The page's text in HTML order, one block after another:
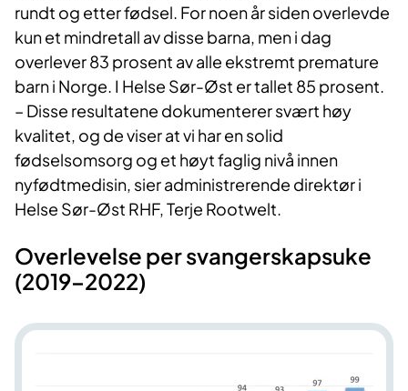
rundt og etter fødsel. For noen år siden overlevde
kun et mindretall av disse barna, men i dag
overlever 83 prosent av alle ekstremt premature
barn i Norge. I Helse Sør-Øst er tallet 85 prosent.
– Disse resultatene dokumenterer svært høy
kvalitet, og de viser at vi har en solid
fødselsomsorg og et høyt faglig nivå innen
nyfødtmedisin, sier administrerende direktør i
Helse Sør-Øst RHF, Terje Rootwelt.
Overlevelse per svangerskapsuke
(2019–2022)